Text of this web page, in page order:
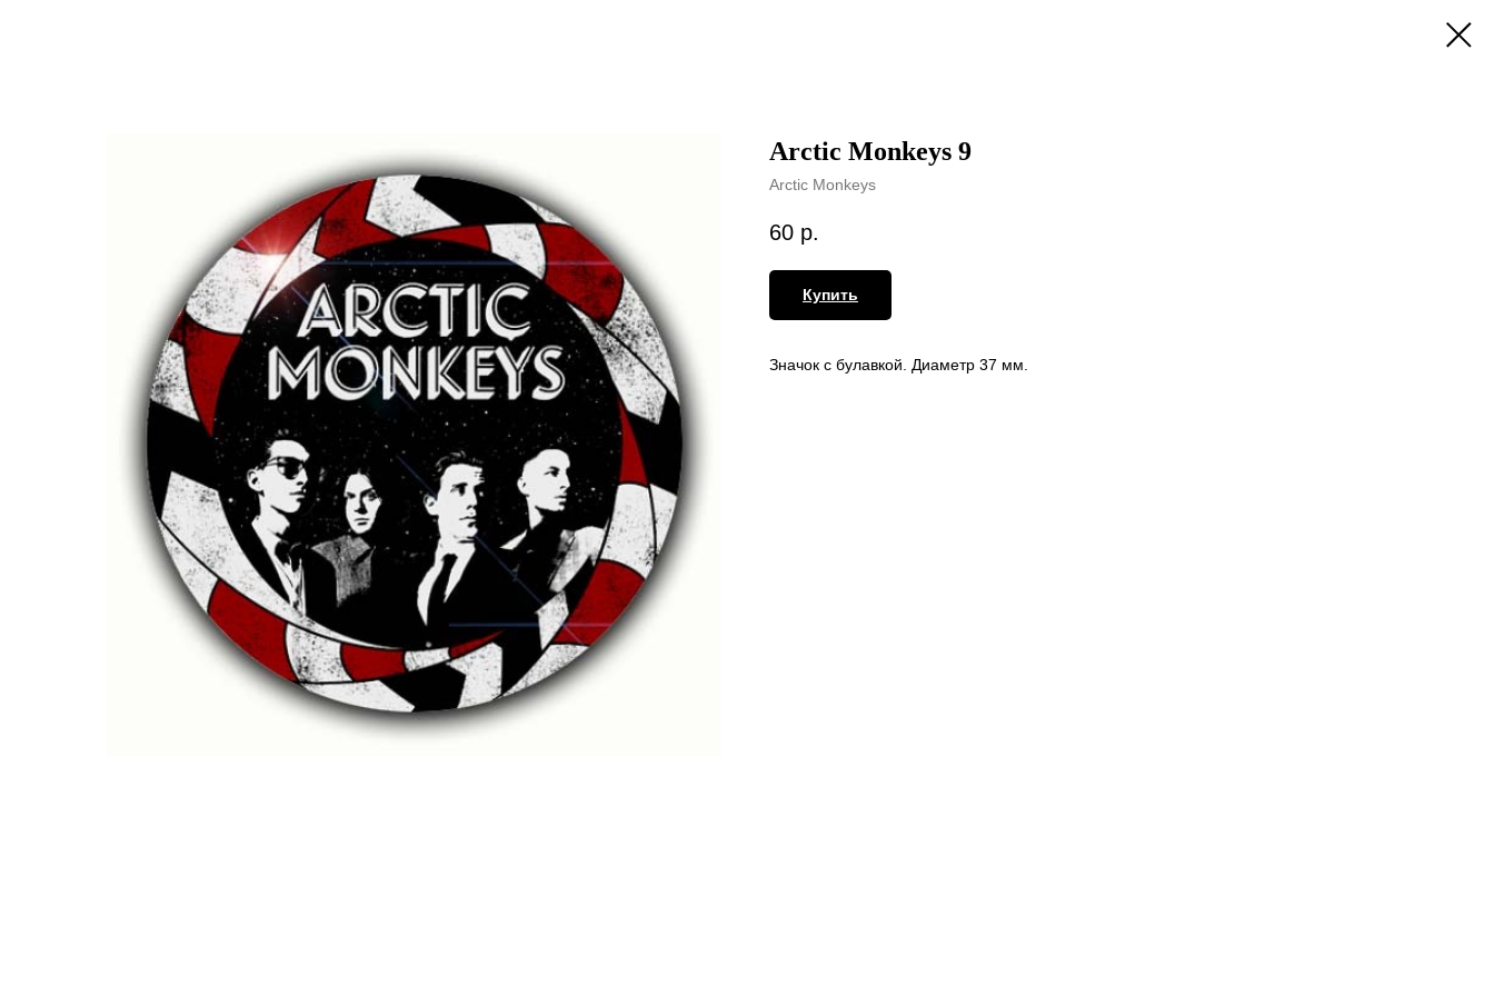
Arctic Monkeys 9
Arctic Monkeys
60 р.
Купить
Значок с булавкой. Диаметр 37 мм.